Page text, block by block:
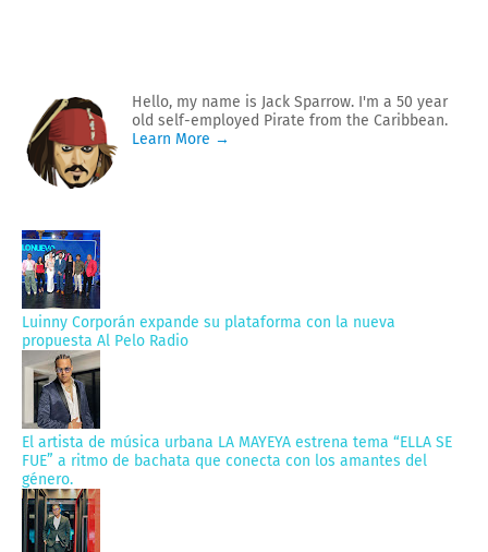
Hello, my name is Jack Sparrow. I'm a 50 year
old self-employed Pirate from the Caribbean.
Learn More →
Luinny Corporán expande su plataforma con la nueva
propuesta Al Pelo Radio
El artista de música urbana LA MAYEYA estrena tema “ELLA SE
FUE” a ritmo de bachata que conecta con los amantes del
género.